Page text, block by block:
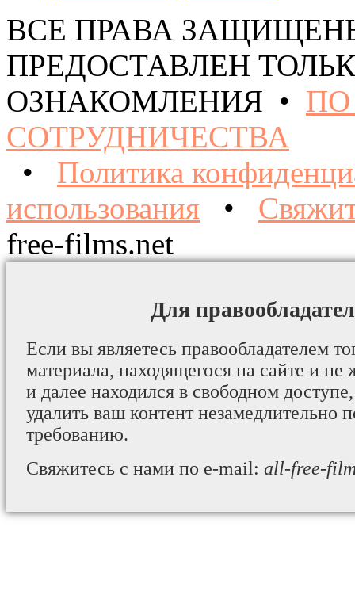
ВСЕ ПРАВА
ПРЕДОСТАВЛЕН
ОЗНАКОМЛЕНИЯ •
СОТРУДНИЧЕСТВА
• Политика
использования •
free-films.net
Для
Если вы являетесь правообладателем
материала, находящегося на сайте и не
и далее находился в свободном
удалить ваш контент незамедлительно
требованию.
Свяжитесь с нами по e-mail: all-free-